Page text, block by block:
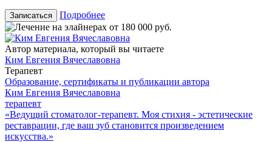
Записаться Подробнее
Автор материала, который вы читаете
Ким Евгения Вячеславовна
Терапевт
Образование, сертификаты и публикации автора
Ким Евгения Вячеславовна
терапевт
«Ведущий стоматолог-терапевт. Моя стихия - эстетические
реставрации, где ваш зуб становится произведением
искусства.»